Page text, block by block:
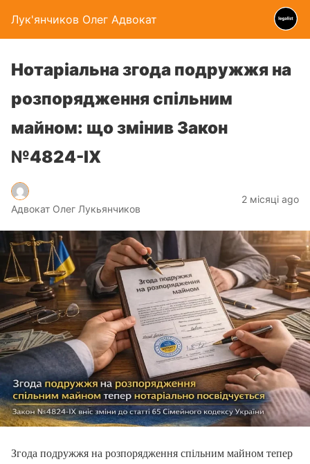
Лук'янчиков Олег Адвокат
Нотаріальна згода подружжя на
розпорядження спільним
майном: що змінив Закон
№4824-IX
Адвокат Олег Лукьянчиков
2 місяці ago
Згода подружжя на розпорядження спільним майном тепер